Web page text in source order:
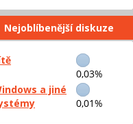
Nejoblíbenější diskuze
0,03%
a jiné
0,01%